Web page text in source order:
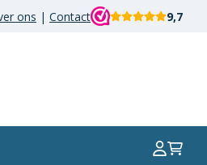
ons | Contact 9,7
aantal